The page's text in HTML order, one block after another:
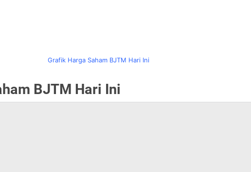
Grafik Harga Saham BJTM Hari Ini
BJTM Hari Ini